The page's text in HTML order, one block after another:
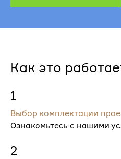
Как это
1
Выбор комплектации
Ознакомьтесь с нашими
2